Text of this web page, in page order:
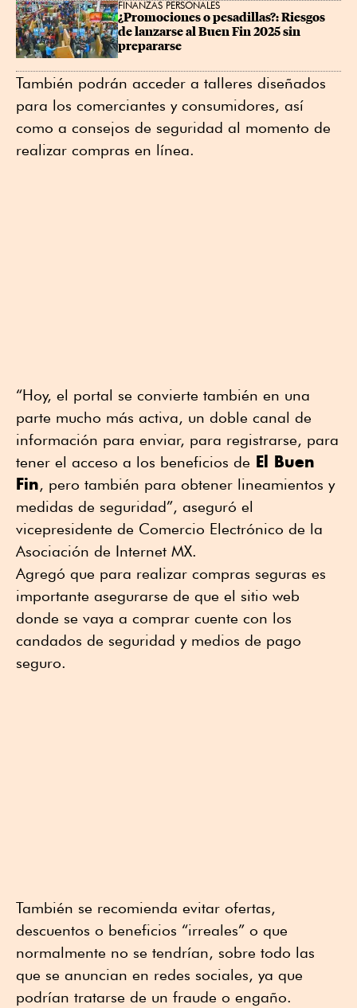
FINANZAS PERSONALES
¿Promociones o pesadillas?: Riesgos
de lanzarse al Buen Fin 2025 sin
prepararse
También podrán acceder a talleres diseñados
para los comerciantes y consumidores, así
como a consejos de seguridad al momento de
realizar compras en línea.
“Hoy, el portal se convierte también en una
parte mucho más activa, un doble canal de
información para enviar, para registrarse, para
tener el acceso a los beneficios de El Buen
Fin, pero también para obtener lineamientos y
medidas de seguridad”, aseguró el
vicepresidente de Comercio Electrónico de la
Asociación de Internet MX.
Agregó que para realizar compras seguras es
importante asegurarse de que el sitio web
donde se vaya a comprar cuente con los
candados de seguridad y medios de pago
seguro.
También se recomienda evitar ofertas,
descuentos o beneficios “irreales” o que
normalmente no se tendrían, sobre todo las
que se anuncian en redes sociales, ya que
podrían tratarse de un fraude o engaño.